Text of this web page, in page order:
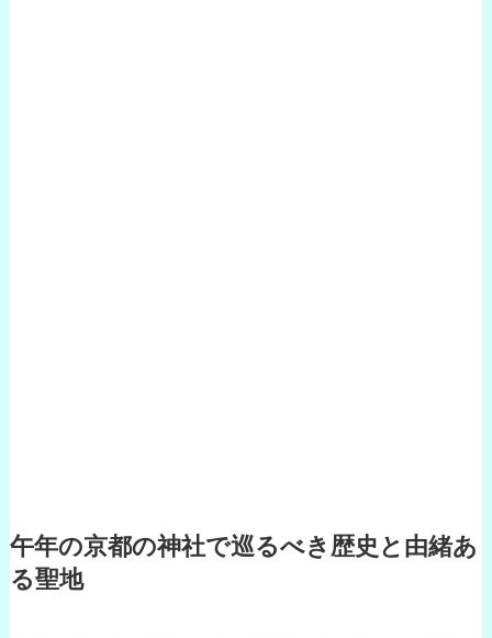
午年の京都の神社で巡るべき歴史と由緒あ
る聖地